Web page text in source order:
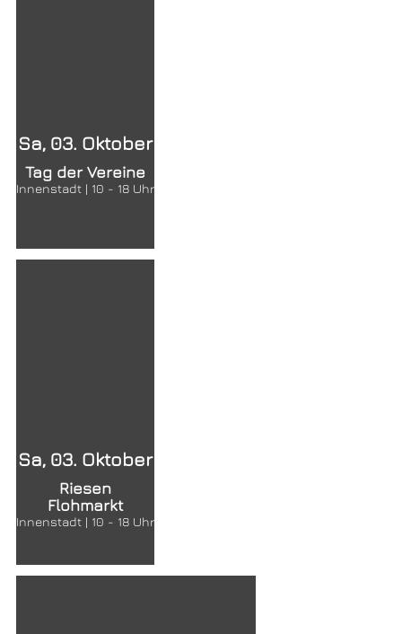
Sa, 03. Oktober
Tag der Vereine
Innenstadt | 10 - 18 Uhr
Sa, 03. Oktober
Riesen
Flohmarkt
Innenstadt | 10 - 18 Uhr